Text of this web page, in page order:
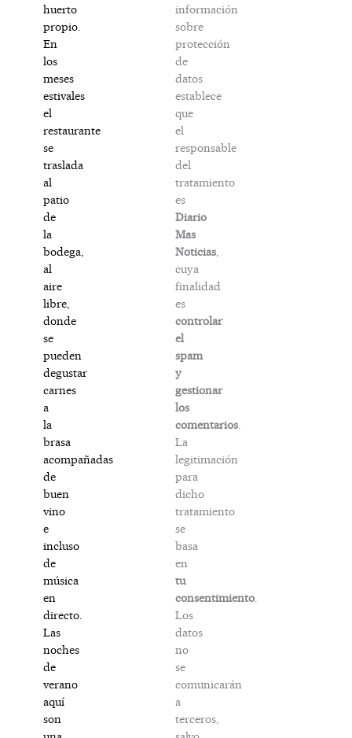
huerto
propio.
En
los
meses
estivales
el
restaurante
se
traslada
al
patio
de
la
bodega,
al
aire
libre,
donde
se
pueden
degustar
carnes
a
la
brasa
acompañadas
de
buen
vino
e
incluso
de
música
en
directo.
Las
noches
de
verano
aquí
son
información
sobre
protección
de
datos
establece
que
el
responsable
del
tratamiento
es
Diario
Mas
Noticias
cuya
finalidad
es
controlar
el
spam
y
gestionar
los
comentarios
La
legitimación
para
dicho
tratamiento
se
basa
en
tu
consentimiento
Los
datos
no
se
comunicarán
a
terceros,